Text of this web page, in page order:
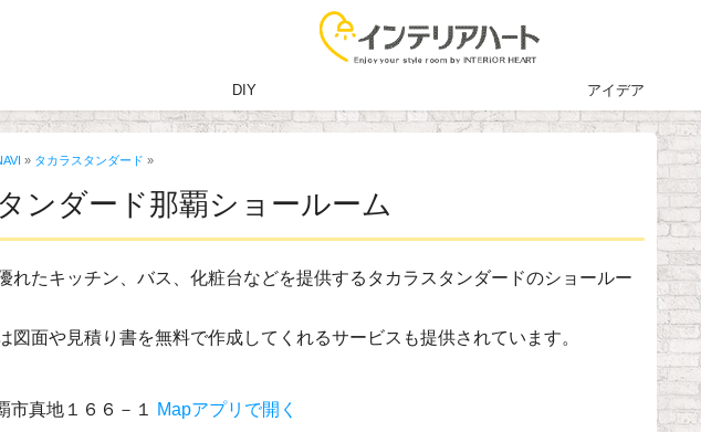
DIY アイデア
» タカラスタンダード »
ンダード那覇ショールーム
れたキッチン、バス、化粧台などを提供するタカラスタンダードのショールー
図面や見積り書を無料で作成してくれるサービスも提供されています。
市真地１６６－１ Mapアプリで開く